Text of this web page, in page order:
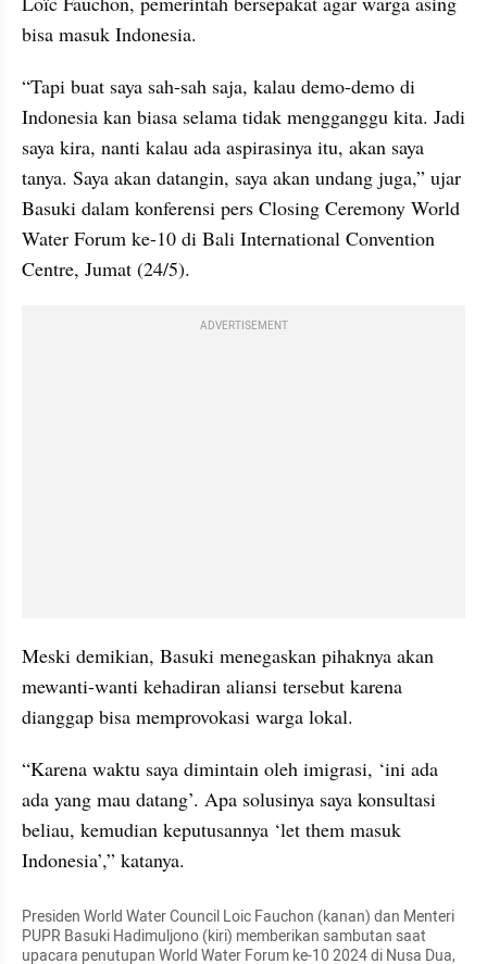
bisa masuk Indonesia.
“Tapi buat saya sah-sah saja, kalau demo-demo di
Indonesia kan biasa selama tidak mengganggu kita. Jadi
saya kira, nanti kalau ada aspirasinya itu, akan saya
tanya. Saya akan datangin, saya akan undang juga,” ujar
Basuki dalam konferensi pers Closing Ceremony World
Water Forum ke-10 di Bali International Convention
Centre, Jumat (24/5).
ADVERTISEMENT
Meski demikian, Basuki menegaskan pihaknya akan
mewanti-wanti kehadiran aliansi tersebut karena
dianggap bisa memprovokasi warga lokal.
“Karena waktu saya dimintain oleh imigrasi, ‘ini ada
ada yang mau datang’. Apa solusinya saya konsultasi
beliau, kemudian keputusannya ‘let them masuk
Indonesia’,” katanya.
Presiden World Water Council Loic Fauchon (kanan) dan Menteri
PUPR Basuki Hadimuljono (kiri) memberikan sambutan saat
upacara penutupan World Water Forum ke-10 2024 di Nusa Dua,